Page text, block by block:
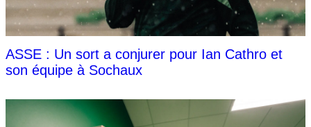
ASSE : Un sort a conjurer pour Ian Cathro et
son équipe à Sochaux